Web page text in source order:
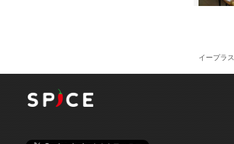
イープラス